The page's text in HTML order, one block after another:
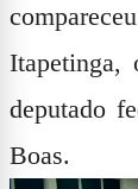
Itapetinga,
deputado
Boas.